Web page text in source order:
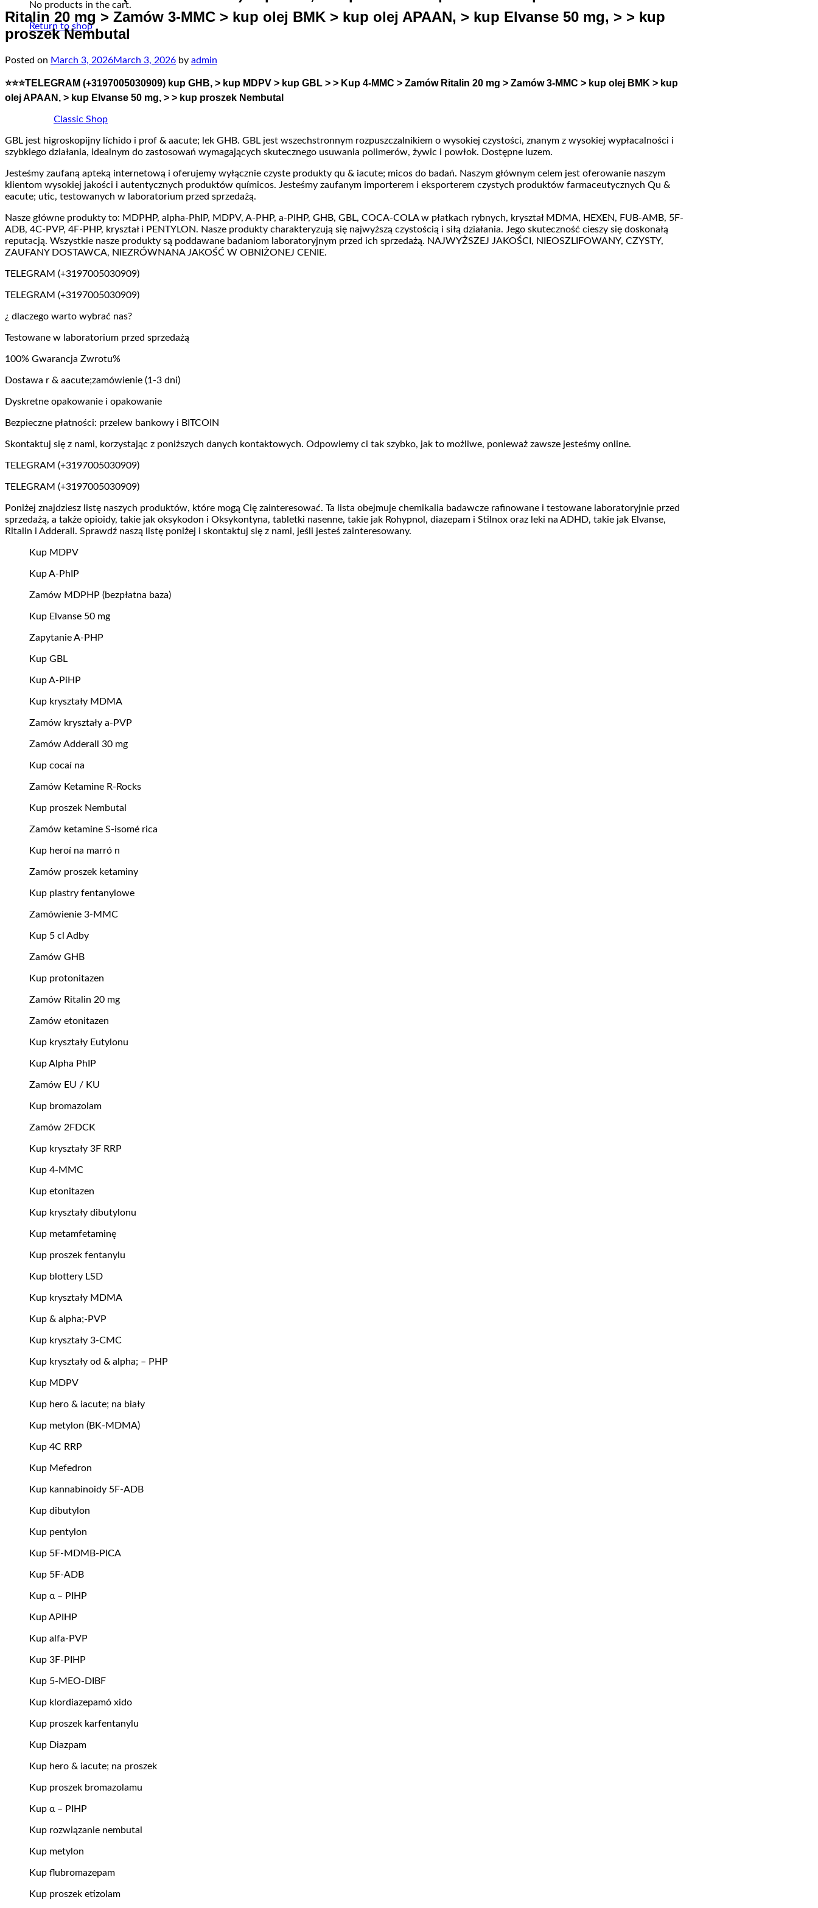
No products in the cart.
Return to shop
Ritalin 20 mg > Zamów 3-MMC > kup olej BMK > kup olej APAAN, > kup Elvanse 50 mg, > > kup
proszek Nembutal
Posted on March 3, 2026March 3, 2026 by admin
⭐⭐⭐TELEGRAM (+3197005030909) kup GHB, > kup MDPV > kup GBL > > Kup 4-MMC > Zamów Ritalin 20 mg > Zamów 3-MMC > kup olej BMK > kup
olej APAAN, > kup Elvanse 50 mg, > > kup proszek Nembutal
Classic Shop
GBL jest higroskopijny líchido i prof & aacute; lek GHB. GBL jest wszechstronnym rozpuszczalnikiem o wysokiej czystości, znanym z wysokiej wypłacalności i
szybkiego działania, idealnym do zastosowań wymagających skutecznego usuwania polimerów, żywic i powłok. Dostępne luzem.
Jesteśmy zaufaną apteką internetową i oferujemy wyłącznie czyste produkty qu & iacute; micos do badań. Naszym głównym celem jest oferowanie naszym
klientom wysokiej jakości i autentycznych produktów químicos. Jesteśmy zaufanym importerem i eksporterem czystych produktów farmaceutycznych Qu &
eacute; utic, testowanych w laboratorium przed sprzedażą.
Nasze główne produkty to: MDPHP, alpha-PhIP, MDPV, A-PHP, a-PIHP, GHB, GBL, COCA-COLA w płatkach rybnych, kryształ MDMA, HEXEN, FUB-AMB, 5F-
ADB, 4C-PVP, 4F-PHP, kryształ i PENTYLON. Nasze produkty charakteryzują się najwyższą czystością i siłą działania. Jego skuteczność cieszy się doskonałą
reputacją. Wszystkie nasze produkty są poddawane badaniom laboratoryjnym przed ich sprzedażą. NAJWYŻSZEJ JAKOŚCI, NIEOSZLIFOWANY, CZYSTY,
ZAUFANY DOSTAWCA, NIEZRÓWNANA JAKOŚĆ W OBNIŻONEJ CENIE.
TELEGRAM (+3197005030909)
TELEGRAM (+3197005030909)
¿ dlaczego warto wybrać nas?
Testowane w laboratorium przed sprzedażą
100% Gwarancja Zwrotu%
Dostawa r & aacute;zamówienie (1-3 dni)
Dyskretne opakowanie i opakowanie
Bezpieczne płatności: przelew bankowy i BITCOIN
Skontaktuj się z nami, korzystając z poniższych danych kontaktowych. Odpowiemy ci tak szybko, jak to możliwe, ponieważ zawsze jesteśmy online.
TELEGRAM (+3197005030909)
TELEGRAM (+3197005030909)
Poniżej znajdziesz listę naszych produktów, które mogą Cię zainteresować. Ta lista obejmuje chemikalia badawcze rafinowane i testowane laboratoryjnie przed
sprzedażą, a także opioidy, takie jak oksykodon i Oksykontyna, tabletki nasenne, takie jak Rohypnol, diazepam i Stilnox oraz leki na ADHD, takie jak Elvanse,
Ritalin i Adderall. Sprawdź naszą listę poniżej i skontaktuj się z nami, jeśli jesteś zainteresowany.
Kup MDPV
Kup A-PhIP
Zamów MDPHP (bezpłatna baza)
Kup Elvanse 50 mg
Zapytanie A-PHP
Kup GBL
Kup A-PiHP
Kup kryształy MDMA
Zamów kryształy a-PVP
Zamów Adderall 30 mg
Kup cocaí na
Zamów Ketamine R-Rocks
Kup proszek Nembutal
Zamów ketamine S-isomé rica
Kup heroí na marró n
Zamów proszek ketaminy
Kup plastry fentanylowe
Zamówienie 3-MMC
Kup 5 cl Adby
Zamów GHB
Kup protonitazen
Zamów Ritalin 20 mg
Zamów etonitazen
Kup kryształy Eutylonu
Kup Alpha PhIP
Zamów EU / KU
Kup bromazolam
Zamów 2FDCK
Kup kryształy 3F RRP
Kup 4-MMC
Kup etonitazen
Kup kryształy dibutylonu
Kup metamfetaminę
Kup proszek fentanylu
Kup blottery LSD
Kup kryształy MDMA
Kup & alpha;-PVP
Kup kryształy 3-CMC
Kup kryształy od & alpha; – PHP
Kup MDPV
Kup hero & iacute; na biały
Kup metylon (BK-MDMA)
Kup 4C RRP
Kup Mefedron
Kup kannabinoidy 5F-ADB
Kup dibutylon
Kup pentylon
Kup 5F-MDMB-PICA
Kup 5F-ADB
Kup α – PIHP
Kup APIHP
Kup alfa-PVP
Kup 3F-PIHP
Kup 5-MEO-DIBF
Kup klordiazepamó xido
Kup proszek karfentanylu
Kup Diazpam
Kup hero & iacute; na proszek
Kup proszek bromazolamu
Kup α – PIHP
Kup rozwiązanie nembutal
Kup metylon
Kup flubromazepam
Kup proszek etizolam